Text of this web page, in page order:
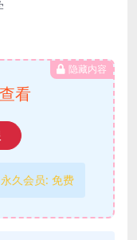
隐藏内容
看
永久会员: 免费